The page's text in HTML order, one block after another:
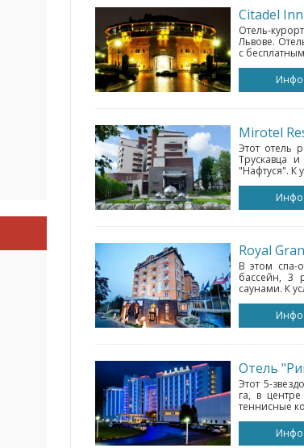
Citadel
Отель-
Львове.
с
Инфо
Mirotel
Этот отель
Трускавца
"Нафтуся". К
Инфо
Royal
В этом спа-
бассейн, 3
саунами. К
Инфо
Отель
Этот 5-
га, в
теннисные
Инфо